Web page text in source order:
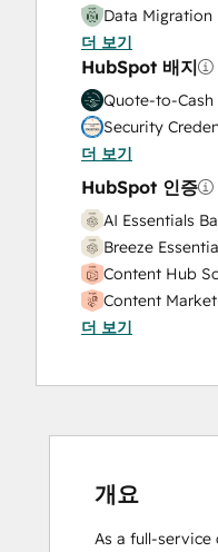
Data Migration
Onboarding
Service
Solutions
더 보기
HubSpot 배지
Quote-to-
Security
더 보기
HubSpot 인증
AI Essentials
Breeze
Content Hub
Content
CRM Data
Digital
Email
Frictionless
HubSpot
더 보기
개요
As a full-